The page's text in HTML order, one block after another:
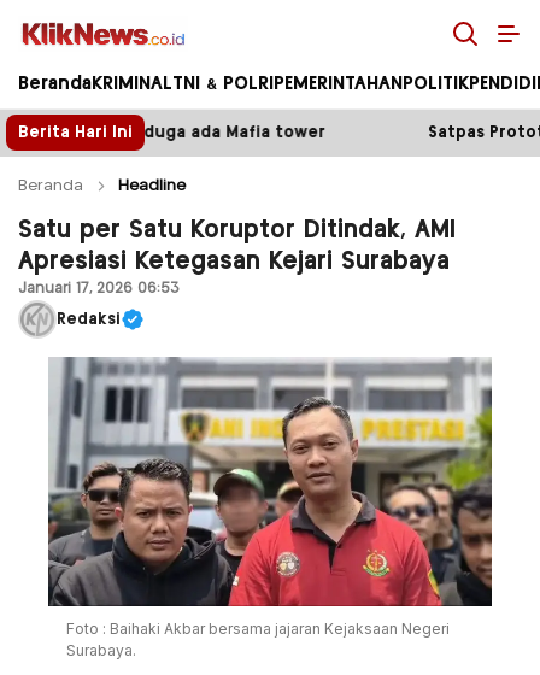
Kliknews.co.id
Beranda KRIMINAL TNI & POLRI PEMERINTAHAN POLITIK
Berita Hari Ini
tower Satpas Prototype Polres Malang Perketat
Beranda Headline
Satu per Satu Koruptor Ditindak, AMI
Apresiasi Ketegasan Kejari Surabaya
Januari 17, 2026 06:53
Redaksi
Foto : Baihaki Akbar bersama jajaran Kejaksaan Negeri
Surabaya.